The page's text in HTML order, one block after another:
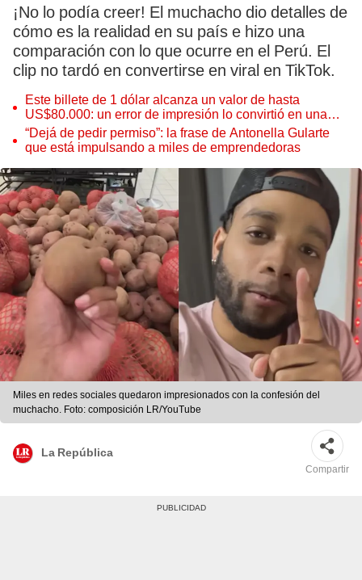
¡No lo podía creer! El muchacho dio detalles de
cómo es la realidad en su país e hizo una
comparación con lo que ocurre en el Perú. El
clip no tardó en convertirse en viral en TikTok.
Este billete de 1 dólar alcanza un valor de hasta
US$80.000: un error de impresión lo convirtió en una
pieza única que hoy buscan coleccionistas de todo el
mundo
“Dejá de pedir permiso”: la frase de Antonella Gularte
que está impulsando a miles de emprendedoras
Miles en redes sociales quedaron impresionados con la confesión del
muchacho. Foto: composición LR/YouTube
La República
Compartir